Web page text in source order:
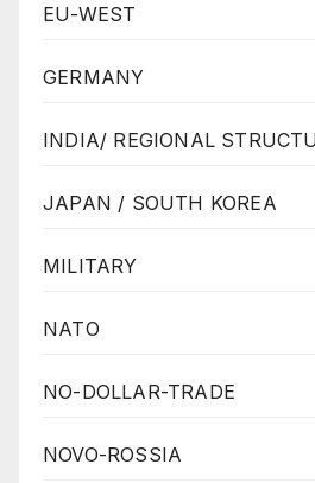
EU-WEST
GERMANY
INDIA/ REGIONAL
JAPAN / SOUTH KOREA
MILITARY
NATO
NO-DOLLAR-TRADE
NOVO-ROSSIA